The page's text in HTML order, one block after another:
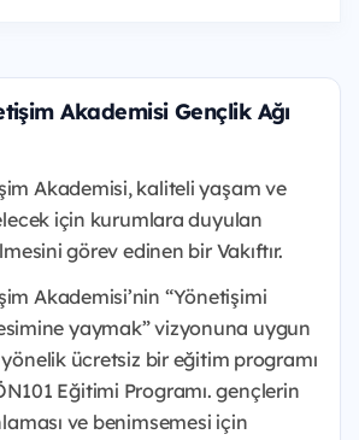
Akademisi Gençlik Ağı
Akademisi, kaliteli yaşam ve
için kurumlara duyulan
görev edinen bir Vakıftır.
Akademisi’nin “Yönetişimi
yaymak” vizyonuna uygun
ücretsiz bir eğitim programı
Eğitimi Programı. gençlerin
ve benimsemesi için